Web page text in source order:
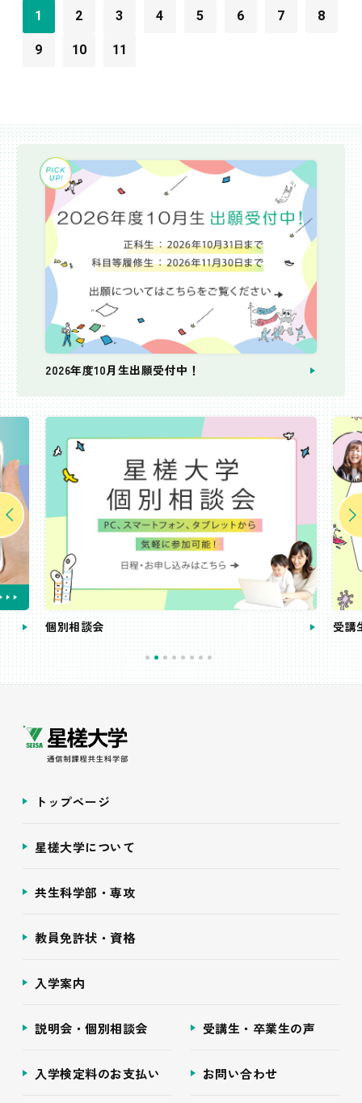
1 2 3 4 5 6 7 8
9 10 11
2026年度10月生出願受付中！
個別相談会 受講
トップページ
星槎大学について
共生科学部・専攻
教員免許状・資格
入学案内
説明会・個別相談会 受講生・卒業生の声
入学検定料のお支払い お問い合わせ